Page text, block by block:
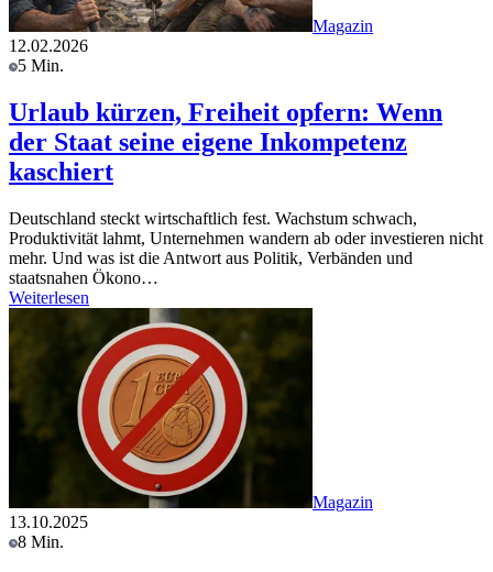
Magazin
12.02.2026
5 Min.
Urlaub kürzen, Freiheit opfern: Wenn
der Staat seine eigene Inkompetenz
kaschiert
Deutschland steckt wirtschaftlich fest. Wachstum schwach,
Produktivität lahmt, Unternehmen wandern ab oder investieren nicht
mehr. Und was ist die Antwort aus Politik, Verbänden und
staatsnahen Ökono…
Weiterlesen
Magazin
13.10.2025
8 Min.